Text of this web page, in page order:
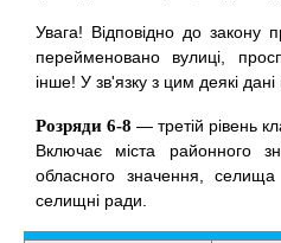
Увага! Відповідно до закону
перейменовано вулиці,
інше! У зв'язку з цим деякі дані
Розряди 6-8 — третій рівень
Включає міста районного
обласного значення, селища
селищні ради.